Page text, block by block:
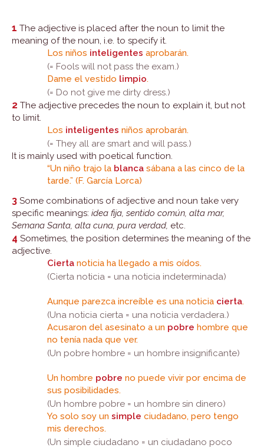
1 The adjective is placed after the noun to limit the
meaning of the noun, i.e. to specify it.
Los niños inteligentes aprobarán.
(= Fools will not pass the exam.)
Dame el vestido limpio.
(= Do not give me dirty dress.)
2 The adjective precedes the noun to explain it, but not
to limit.
Los inteligentes niños aprobarán.
(= They all are smart and will pass.)
It is mainly used with poetical function.
“Un niño trajo la blanca sábana a las cinco de la
tarde.” (F. García Lorca)
3 Some combinations of adjective and noun take very
specific meanings: idea fija, sentido común, alta mar,
Semana Santa, alta cuna, pura verdad, etc.
4 Sometimes, the position determines the meaning of the
adjective.
Cierta noticia ha llegado a mis oídos.
(Cierta noticia = una noticia indeterminada)
Aunque parezca increíble es una noticia cierta.
(Una noticia cierta = una noticia verdadera.)
Acusaron del asesinato a un pobre hombre que
no tenía nada que ver.
(Un pobre hombre = un hombre insignificante)
Un hombre pobre no puede vivir por encima de
sus posibilidades.
(Un hombre pobre = un hombre sin dinero)
Yo solo soy un simple ciudadano, pero tengo
mis derechos.
(Un simple ciudadano = un ciudadano poco